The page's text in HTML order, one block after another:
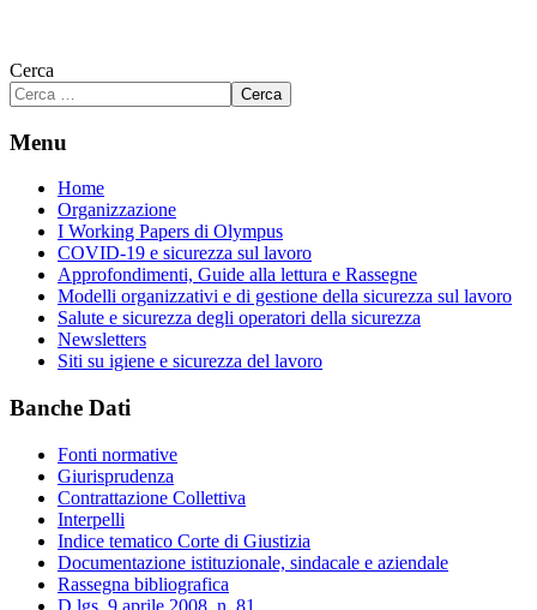
Cerca
Cerca
Menu
Home
Organizzazione
I Working Papers di Olympus
COVID-19 e sicurezza sul lavoro
Approfondimenti, Guide alla lettura e Rassegne
Modelli organizzativi e di gestione della sicurezza sul lavoro
Salute e sicurezza degli operatori della sicurezza
Newsletters
Siti su igiene e sicurezza del lavoro
Banche Dati
Fonti normative
Giurisprudenza
Contrattazione Collettiva
Interpelli
Indice tematico Corte di Giustizia
Documentazione istituzionale, sindacale e aziendale
Rassegna bibliografica
D.lgs. 9 aprile 2008, n. 81